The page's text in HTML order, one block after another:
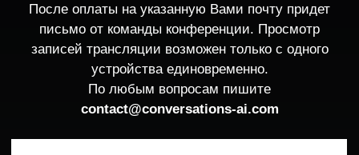
Ждем вас 2 декабря на
Conversations 2026 в Москве